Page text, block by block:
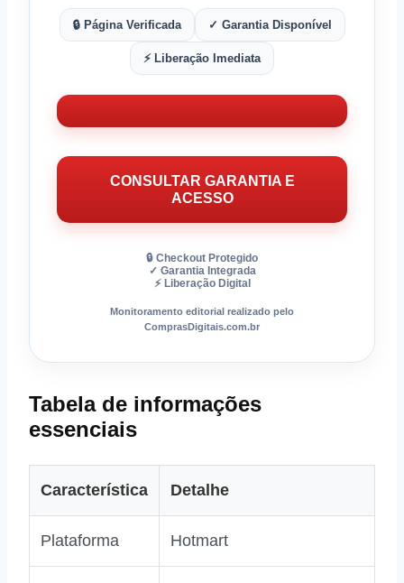
🔒 Página Verificada ✓ Garantia Disponível
⚡ Liberação Imediata
CONSULTAR GARANTIA E
ACESSO
🔒 Checkout Protegido
✓ Garantia Integrada
⚡ Liberação Digital
Monitoramento editorial realizado pelo
ComprasDigitais.com.br
Tabela de informações
essenciais
Característica Detalhe
Plataforma Hotmart